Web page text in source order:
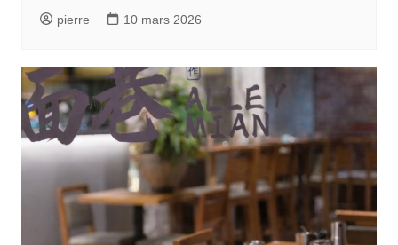
pierre 10 mars 2026